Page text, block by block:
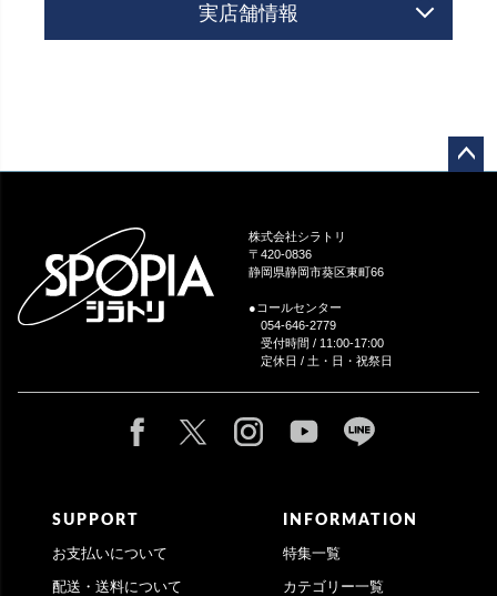
実店舗情報
株式会社シラトリ
〒420-0836
静岡県静岡市葵区東町66
●コールセンター
054-646-2779
受付時間 / 11:00-17:00
定休日 / 土・日・祝祭日
SUPPORT
お支払いについて
配送・送料について
INFORMATION
特集一覧
カテゴリー一覧